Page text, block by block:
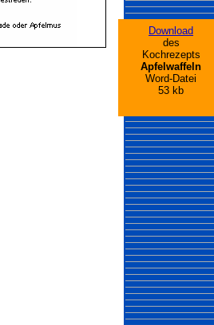
Download
des
Kochrezepts
Apfelwaffeln
Word-Datei
53 kb